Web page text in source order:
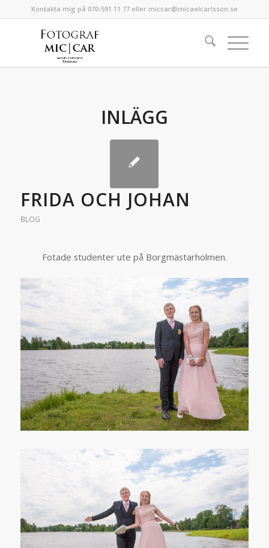
Kontakta mig på 070-591 11 77 eller miccar@micaelcarlsson.se
INLÄGG
FRIDA OCH JOHAN
BLOG
Fotade studenter ute på Borgmästarholmen.